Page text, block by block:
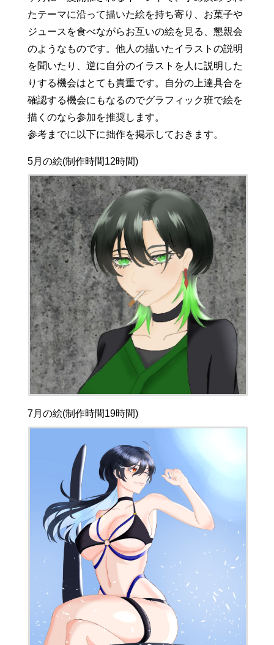
たテーマに沿って描いた絵を持ち寄り、お菓子や
ジュースを食べながらお互いの絵を見る、懇親会
のようなものです。他人の描いたイラストの説明
を聞いたり、逆に自分のイラストを人に説明した
りする機会はとても貴重です。自分の上達具合を
確認する機会にもなるのでグラフィック班で絵を
描くのなら参加を推奨します。
参考までに以下に拙作を掲示しておきます。
5月の絵(制作時間12時間)
7月の絵(制作時間19時間)